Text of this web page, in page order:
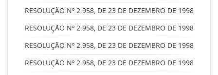
RESOLUÇÃO Nº 2.958, DE 23 DE DEZEMBRO DE 1998
RESOLUÇÃO Nº 2.958, DE 23 DE DEZEMBRO DE 1998
RESOLUÇÃO Nº 2.958, DE 23 DE DEZEMBRO DE 1998
RESOLUÇÃO Nº 2.958, DE 23 DE DEZEMBRO DE 1998